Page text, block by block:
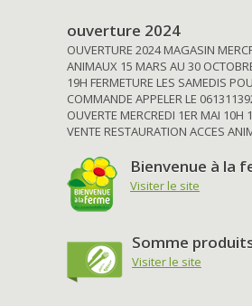
ouverture 2024
OUVERTURE 2024 MAGASIN
ANIMAUX 15 MARS AU 30
19H FERMETURE LES SAMEDIS
COMMANDE APPELER LE
OUVERTE MERCREDI 1ER MAI 10H
VENTE RESTAURATION ACCES
Bienvenue à la
Visiter le site
Somme
Visiter le site